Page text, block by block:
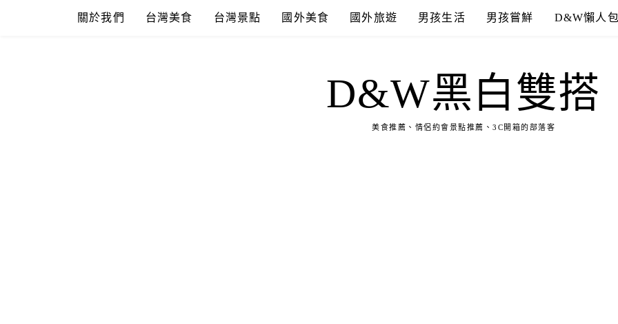
關於我們 台灣美食 台灣景點 國外美食 國外旅遊 男孩生活 男孩嘗鮮 D&W懶人
D&W黑白雙搭
美食推薦、情侶約會景點推薦、3C開箱的部落客